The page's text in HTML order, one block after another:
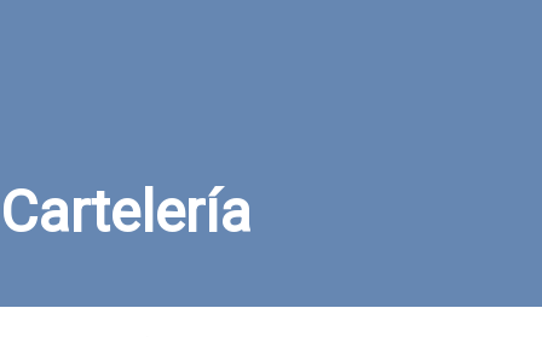
Cartelería